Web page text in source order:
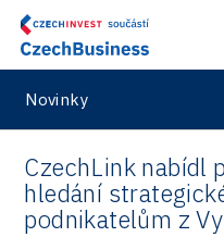
Connectivity
Data services
Devices
Infrastructure
Technické vzdělávání
Zaměstnanost
Novinky
CzechLink nabídl
hledání
podnikatelům z